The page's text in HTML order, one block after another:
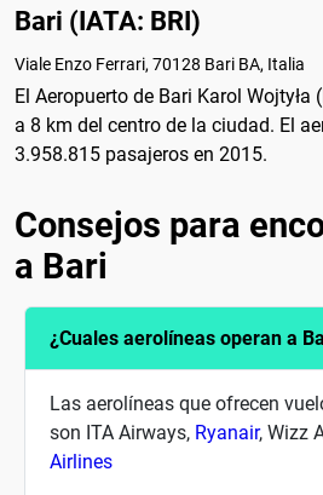
Bari (IATA: BRI)
Viale Enzo Ferrari, 70128 Bari BA, Italia
El Aeropuerto de Bari Karol Wojtyła
a 8 km del centro de la ciudad. El
3.958.815 pasajeros en 2015.
Consejos para
a Bari
¿Cuales aerolíneas operan a
Las aerolíneas que ofrecen
son ITA Airways, Ryanair, Wizz
Airlines